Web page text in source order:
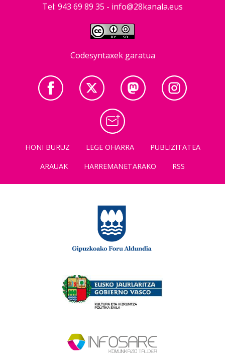
Tel: 943 69 89 35 - info@28kanala.eus
Codesyntaxek garatua
HONI BURUZ LEGE OHARRA
PUBLIZITATEA
ARAUAK
HARREMANETARAKO RSS